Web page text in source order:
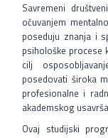
Savremeni
očuvanjem
poseduju znanja i
psihološke procese
cilj
posedovati široka
profesionalne i
akademskog
Ovaj studijski